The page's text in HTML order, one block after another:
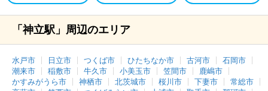
「神立駅」周辺のエリア
水戸市 日立市 つくば市 ひたちなか市 古河市
石岡市
潮来市
稲敷市 牛久市 小美玉市 笠間市
鹿嶋市
かすみがうら市
神栖市 北茨城市 桜川市 下妻市
常総市